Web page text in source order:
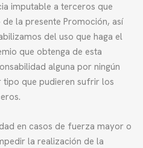
imputable a terceros que
la presente Promoción, así
del uso que haga el
que obtenga de esta
alguna por ningún
tipo que pudieren sufrir los
en casos de fuerza mayor o
la realización de la